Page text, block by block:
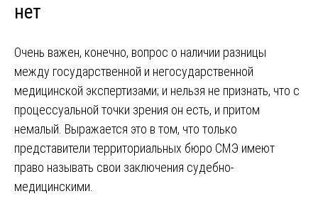
нет
Очень важен, конечно, вопрос о наличии разницы
между государственной и негосударственной
медицинской экспертизами; и нельзя не признать, что с
процессуальной точки зрения он есть, и притом
немалый. Выражается это в том, что только
представители территориальных бюро СМЭ имеют
право называть свои заключения судебно-
медицинскими.